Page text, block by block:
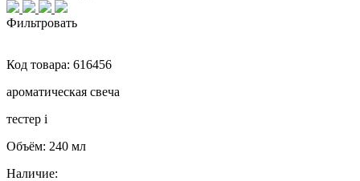
Фильтровать
Код товара: 616456
ароматическая свеча
тестер i
Объём: 240 мл
Наличие: